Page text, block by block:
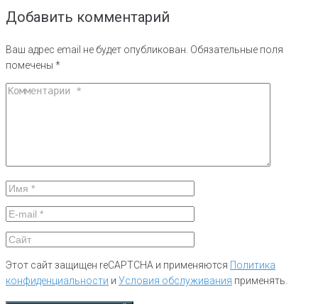
Добавить комментарий
Ваш адрес email не будет опубликован. Обязательные поля
помечены *
Этот сайт защищен reCAPTCHA и применяются Политика
конфиденциальности и Условия обслуживания применять.